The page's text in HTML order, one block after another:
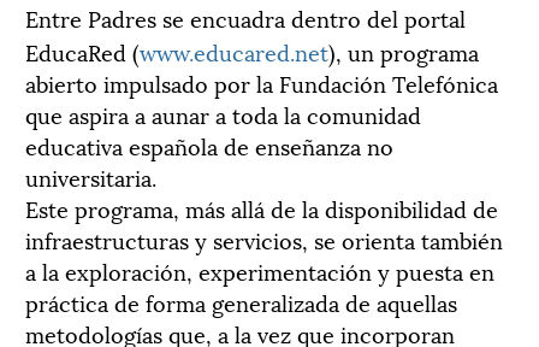
Entre Padres se encuadra dentro del portal
EducaRed (www.educared.net), un programa
abierto impulsado por la Fundación Telefónica
que aspira a aunar a toda la comunidad
educativa española de enseñanza no
universitaria.
Este programa, más allá de la disponibilidad de
infraestructuras y servicios, se orienta también
a la exploración, experimentación y puesta en
práctica de forma generalizada de aquellas
metodologías que, a la vez que incorporan